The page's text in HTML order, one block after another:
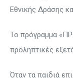
Εθνικής Δράσης
Το πρόγραμμα
προληπτικές
Όταν τα παιδιά